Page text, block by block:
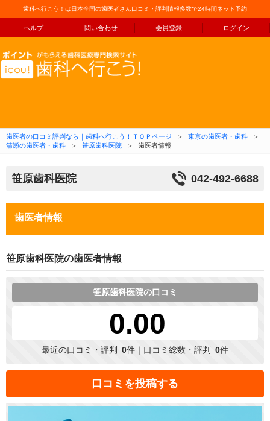
歯科へ行こう！は日本全国の歯医者さん口コミ・評判情報多数で24時間ネット予約
ヘルプ 問い合わせ 会員登録 ログイン
コンテンツへ移動
歯医者の口コミ評判なら｜歯科へ行こう！ＴＯＰページ ＞ 東京の歯医者・歯科
＞
清瀬の歯医者・歯科
＞ 笹原歯科医院 ＞ 歯医者情報
笹原歯科医院 042-492-6688
歯医者情報
笹原歯科医院の歯医者情報
笹原歯科医院の口コミ
0.00
最近の口コミ・評判 0件｜口コミ総数・評判 0件
口コミを投稿する